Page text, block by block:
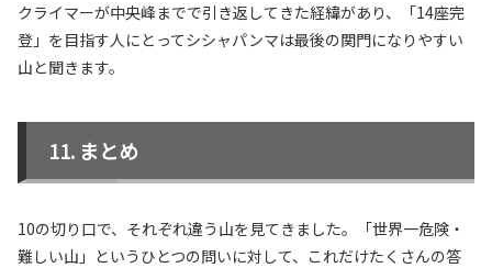
クライマーが中央峰までで引き返してきた経緯があり、「14座完
登」を目指す人にとってシシャパンマは最後の関門になりやすい
山と聞きます。
まとめ
10の切り口で、それぞれ違う山を見てきました。「世界一危険・
難しい山」というひとつの問いに対して、これだけたくさんの答